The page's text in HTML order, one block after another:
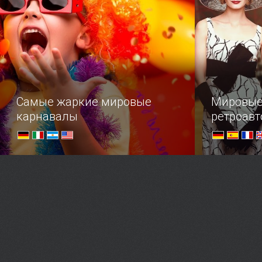
самых
Самые жаркие мировые
карнавалы